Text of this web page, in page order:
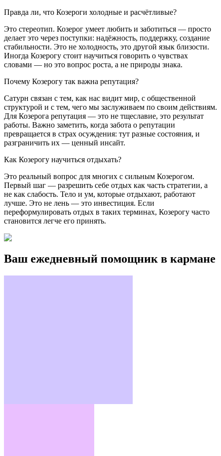
Правда ли, что Козероги холодные и расчётливые?
Это стереотип. Козерог умеет любить и заботиться — просто
делает это через поступки: надёжность, поддержку, создание
стабильности. Это не холодность, это другой язык близости.
Иногда Козерогу стоит научиться говорить о чувствах
словами — но это вопрос роста, а не природы знака.
Почему Козерогу так важна репутация?
Сатурн связан с тем, как нас видит мир, с общественной
структурой и с тем, чего мы заслуживаем по своим действиям.
Для Козерога репутация — это не тщеславие, это результат
работы. Важно заметить, когда забота о репутации
превращается в страх осуждения: тут разные состояния, и
разграничить их — ценный инсайт.
Как Козерогу научиться отдыхать?
Это реальный вопрос для многих с сильным Козерогом.
Первый шаг — разрешить себе отдых как часть стратегии, а
не как слабость. Тело и ум, которые отдыхают, работают
лучше. Это не лень — это инвестиция. Если
переформулировать отдых в таких терминах, Козерогу часто
становится легче его принять.
Ваш ежедневный помощник в кармане